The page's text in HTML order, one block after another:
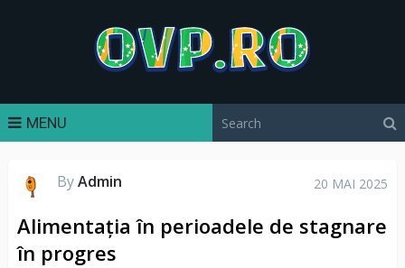
MENU
ByAdmin 20 MAI 2025
Alimentația în perioadele de stagnare
în progres